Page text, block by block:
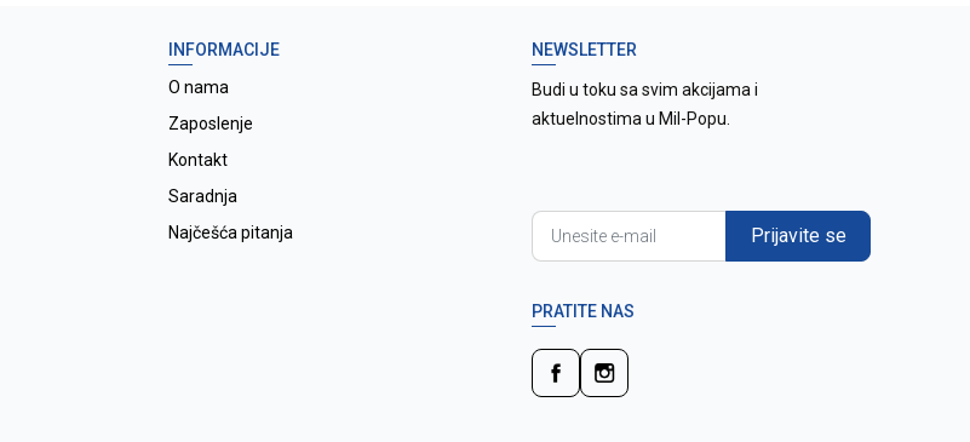
INFORMACIJE
O nama
Zaposlenje
Kontakt
Saradnja
Najčešća pitanja
NEWSLETTER
Budi u toku sa svim akcijama i
aktuelnostima u Mil-Popu.
Prijavite se
PRATITE NAS